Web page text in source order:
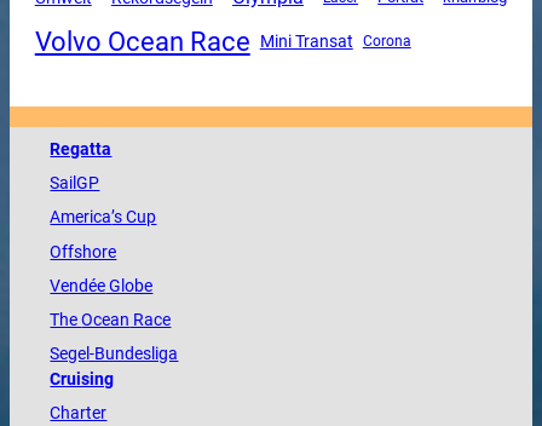
Volvo Ocean Race Mini Transat Corona
Regatta
SailGP
America’s Cup
Offshore
VendéeGlobe
TheOcean Race
Segel-Bundesliga
Cruising
Charter